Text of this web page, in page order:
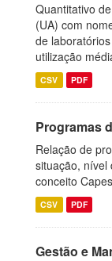
Quantitativo
(UA) com
de
utilização
CSV PDF
Programas
Relação de
situação, nível
conceito
CSV PDF
Gestão e